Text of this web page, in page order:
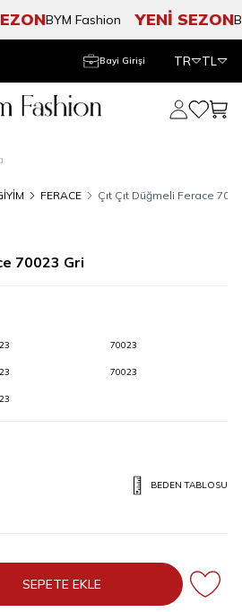
BYM Fashion YENİ SEZON
Bayi Girişi TR TL
Hesabım
FERACE Çıt Çıt Düğmeli Ferace
70023 Gri
70023
70023
BEDEN TABLOSU
SEPETE EKLE